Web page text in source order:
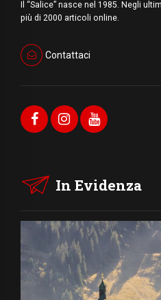
Il “Salice” nasce nel 1985. Negli
più di 2000 articoli online.
Contattaci
In Evidenza